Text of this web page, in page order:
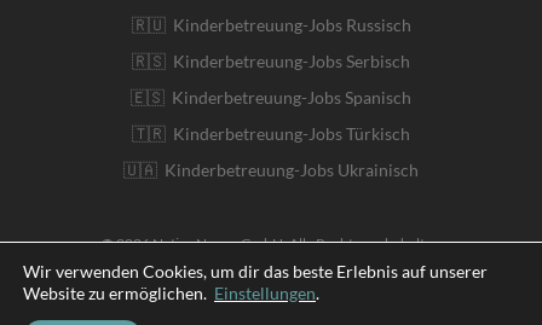
🇷🇺 Kinderbetreuung-Jobs Russisch
🇷🇸 Kinderbetreuung-Jobs Serbisch
🇪🇸 Kinderbetreuung-Jobs Spanisch
🇹🇷 Kinderbetreuung-Jobs Türkisch
🇺🇦 Kinderbetreuung-Jobs Ukrainisch
© 2026 Native Nanny GmbH. Alle Rechte vorbehalten
Wir verwenden Cookies, um dir das beste Erlebnis auf unserer
Website zu ermöglichen. Einstellungen.
English